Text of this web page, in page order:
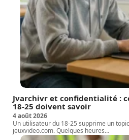
Jvarchivr et confidentialité :
18-25 doivent savoir
4 août 2026
Un utilisateur du 18-25 supprime un
jeuxvideo.com. Quelques heures…